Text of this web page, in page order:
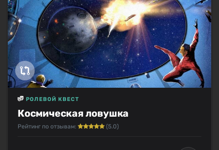
Космическая ловушка
РОЛЕВОЙ КВЕСТ
Рейтинг по отзывам: (5.0)